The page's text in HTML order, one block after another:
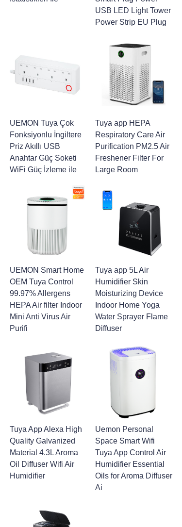
USB LED Light Tower
Power Strip EU Plug
UEMON Tuya Çok
Fonksiyonlu İngiltere
Priz Akıllı USB
Anahtar Güç Soketi
WiFi Güç İzleme ile
Tuya app HEPA
Respiratory Care Air
Purification PM2.5 Air
Freshener Filter For
Large Room
UEMON Smart Home
OEM Tuya Control
99.97% Allergens
HEPA Air filter Indoor
Mini Anti Virus Air
Purifi
Tuya app 5L Air
Humidifier Skin
Moisturizing Device
Indoor Home Yoga
Water Sprayer Flame
Diffuser
Tuya App Alexa High
Quality Galvanized
Material 4.3L Aroma
Oil Diffuser Wifi Air
Humidifier
Uemon Personal
Space Smart Wifi
Tuya App Control Air
Humidifier Essential
Oils for Aroma Diffuser
Ai